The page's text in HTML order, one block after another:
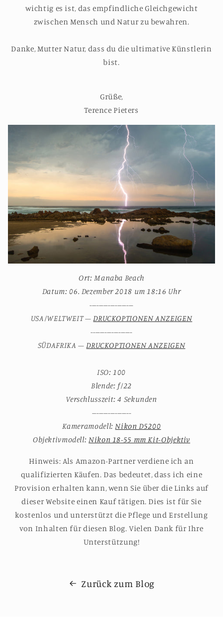
wichtig es ist, das empfindliche Gleichgewicht
zwischen Mensch und Natur zu bewahren.
Danke, Mutter Natur, dass du die ultimative Künstlerin
bist.
Grüße,
Terence Pieters
Ort: Manaba Beach
Datum: 06. Dezember 2018 um 18:16 Uhr
-------------------
USA/WELTWEIT – DRUCKOPTIONEN ANZEIGEN
------------------
SÜDAFRIKA – DRUCKOPTIONEN ANZEIGEN
ISO: 100
Blende: f/22
Verschlusszeit: 4 Sekunden
-----------------
Kameramodell:Nikon D5200
Objektivmodell:Nikon 18-55 mm Kit-Objektiv
Hinweis: Als Amazon-Partner verdiene ich an
qualifizierten Käufen. Das bedeutet, dass ich eine
Provision erhalten kann, wenn Sie über die Links auf
dieser Website einen Kauf tätigen. Dies ist für Sie
kostenlos und unterstützt die Pflege und Erstellung
von Inhalten für diesen Blog. Vielen Dank für Ihre
Unterstützung!
Zurück zum Blog